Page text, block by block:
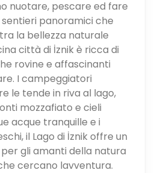
nuotare, pescare ed fare
panoramici che
la bellezza naturale
città di İznik è ricca di
rovine e affascinanti
I campeggiatori
le tende in riva al lago,
mozzafiato e cieli
acque tranquille e i
il Lago di İznik offre un
gli amanti della natura
cercano lavventura.